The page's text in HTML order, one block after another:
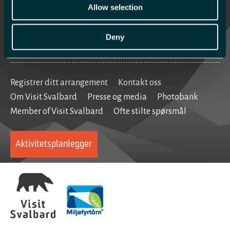
Allow selection
Deny
Se og gjøre
Home
Registrer ditt arrangement
Kontakt oss
Om Visit Svalbard
Presse og media
Photobank
Member of Visit Svalbard
Ofte stilte spørsmål
Aktivitetsplanlegger